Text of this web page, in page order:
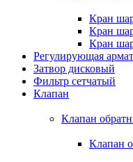
Кран
Кран
Кран
Регулирующая
Затвор дисковый
Фильтр сетчатый
Клапан
Клапан
Клапан